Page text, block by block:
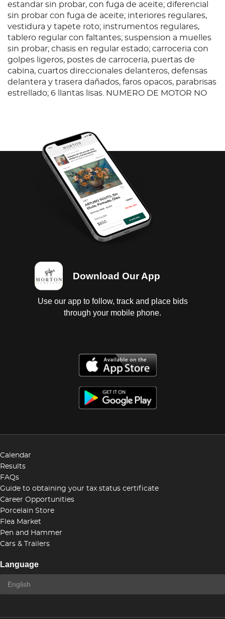
estandar sin probar, con fuga de aceite; diferencial
sin probar con fuga de aceite; interiores regulares,
vestidura y tapete roto; instrumentos regulares,
tablero regular con faltantes; suspension a muelles
sin probar; chasis en regular estado; carroceria con
golpes ligeros, postes de carroceria, puertas de
cabina, cuartos direccionales delanteros, defensas
delantera y trasera dañados, faros opacos, parabrisas
estrellado; 6 llantas lisas. NUMERO DE MOTOR NO
Ubucacion: Reynosa, Tamp.; Observaciones: Unidad
sin prueba de arranque, por lo que no se garantiza
su funcionamiento, motor a diesel, con fuga de
aceite, baterias dañadas, falta llave; transmision
estandar sin probar, con fuga de aceite; diferencial
sin probar con fuga de aceite; interiores regulares,
vestidura y tapete roto; instrumentos regulares,
tablero regular con faltantes; suspension a muelles
sin probar; chasis en regular estado; carroceria con
golpes ligeros, postes de carroceria, puertas de
delantera y trasera dañados, faros opacos, parabrisas
estrellado; 6 llantas lisas. NUMERO DE MOTOR NO
VISIBLE POR CORROSION
Download Our App
Use our app to follow, track and place bids
through your mobile phone.
Calendar
Results
FAQs
Guide to obtaining your tax status certificate
Career Opportunities
Porcelain Store
Flea Market
Pen and Hammer
Cars & Trailers
Language